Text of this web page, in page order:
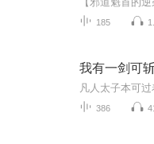
185
我有一剑可
386